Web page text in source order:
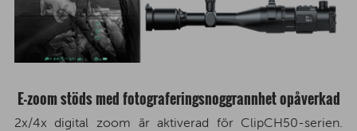
E-zoom stöds med fotograferingsnoggrannhet opåverkad
2x/4x digital zoom är aktiverad för ClipCH50-serien.